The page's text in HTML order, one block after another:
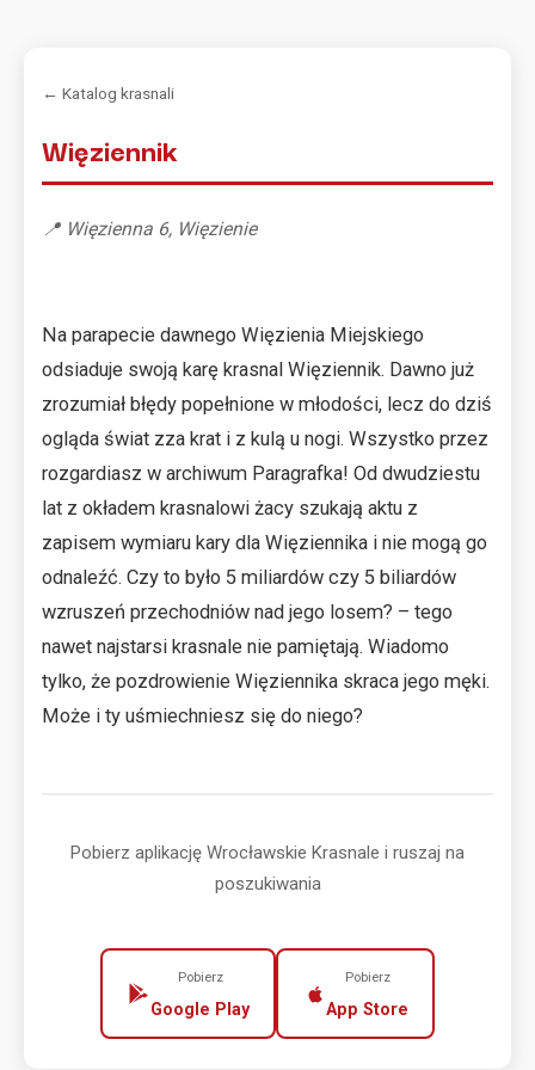
← Katalog krasnali
Więziennik
📍 Więzienna 6, Więzienie
Na parapecie dawnego Więzienia Miejskiego
odsiaduje swoją karę krasnal Więziennik. Dawno już
zrozumiał błędy popełnione w młodości, lecz do dziś
ogląda świat zza krat i z kulą u nogi. Wszystko przez
rozgardiasz w archiwum Paragrafka! Od dwudziestu
lat z okładem krasnalowi żacy szukają aktu z
zapisem wymiaru kary dla Więziennika i nie mogą go
odnaleźć. Czy to było 5 miliardów czy 5 biliardów
wzruszeń przechodniów nad jego losem? – tego
nawet najstarsi krasnale nie pamiętają. Wiadomo
tylko, że pozdrowienie Więziennika skraca jego męki.
Może i ty uśmiechniesz się do niego?
Pobierz aplikację Wrocławskie Krasnale i ruszaj na
poszukiwania
Pobierz
Google Play
Pobierz
App Store